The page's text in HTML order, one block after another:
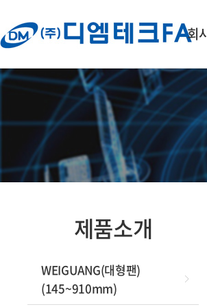
회
회사
대
오
제품소개
WEIGUANG(대형팬)
(145~910mm)